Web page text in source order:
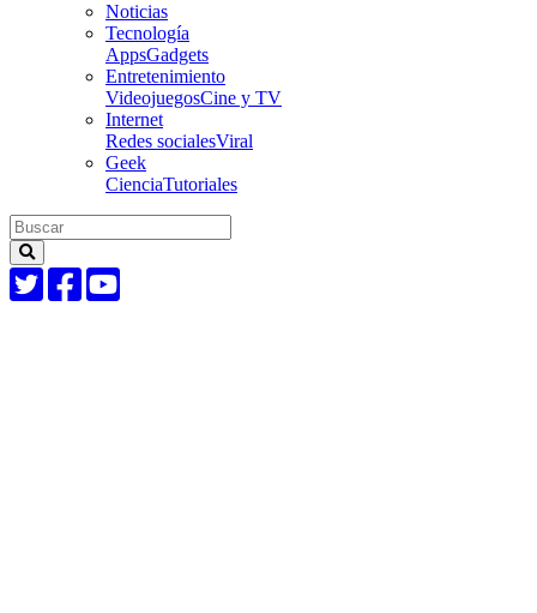
Noticias
Tecnología
AppsGadgets
Entretenimiento
VideojuegosCine y TV
Internet
Redes socialesViral
Geek
CienciaTutoriales